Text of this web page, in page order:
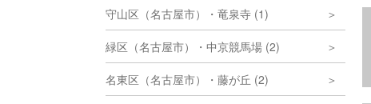
守山区（名古屋市）・竜泉寺 (1)
緑区（名古屋市）・中京競馬場 (2)
名東区（名古屋市）・藤が丘 (2)